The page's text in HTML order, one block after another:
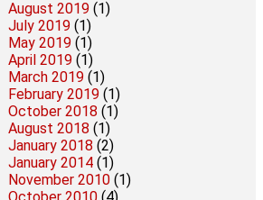
August 2019 (1)
July 2019 (1)
May 2019 (1)
April 2019 (1)
March 2019 (1)
February 2019 (1)
October 2018 (1)
August 2018 (1)
January 2018 (2)
January 2014 (1)
November 2010 (1)